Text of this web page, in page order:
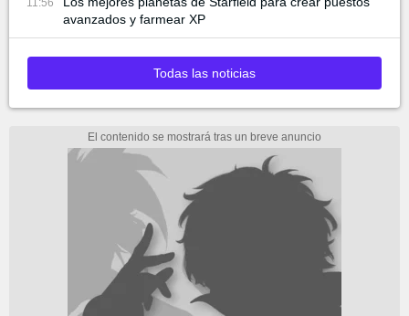
11:56
avanzados y farmear XP
Todas las noticias